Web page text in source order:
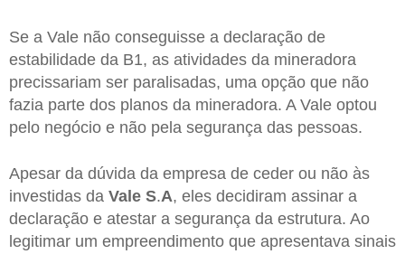
Se a Vale não conseguisse a declaração de
estabilidade da B1, as atividades da mineradora
precissariam ser paralisadas, uma opção que não
fazia parte dos planos da mineradora. A Vale optou
pelo negócio e não pela segurança das pessoas.
Apesar da dúvida da empresa de ceder ou não às
investidas da Vale S.A, eles decidiram assinar a
declaração e atestar a segurança da estrutura. Ao
legitimar um empreendimento que apresentava sinais